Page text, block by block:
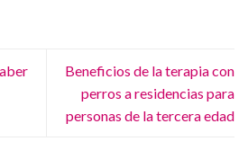
Beneficios de la terapia con
perros a residencias para
personas de la tercera edad